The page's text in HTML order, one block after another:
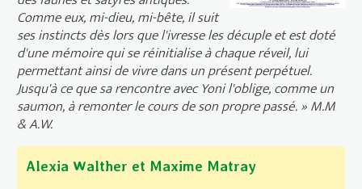
Comme eux, mi-dieu, mi-bête, il suit
ses instincts dès lors que l'ivresse les décuple et est doté
d'une mémoire qui se réinitialise à chaque réveil, lui
permettant ainsi de vivre dans un présent perpétuel.
Jusqu'à ce que sa rencontre avec Yoni l'oblige, comme un
saumon, à remonter le cours de son propre passé. »M.M
& A.W.
Alexia Walther et Maxime Matray